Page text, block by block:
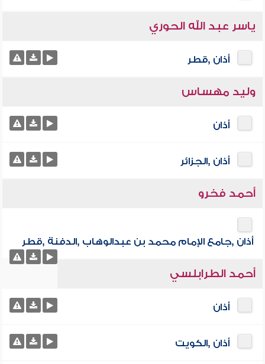
ياسر عبد الله الحوري
أذان ,قطر
وليد مهساس
أذان
أذان ,الجزائر
أحمد فخرو
أذان ,جامع الإمام محمد بن عبدالوهاب ,الدفنة ,قطر
أحمد الطرابلسي
أذان
أذان ,الكويت